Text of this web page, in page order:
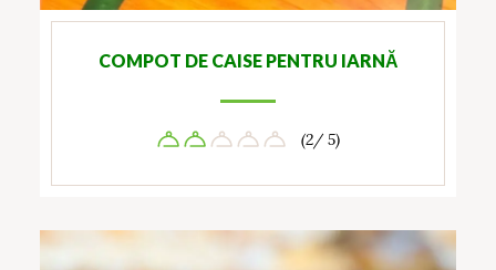
COMPOT DE CAISE PENTRU IARNĂ
(2/ 5)